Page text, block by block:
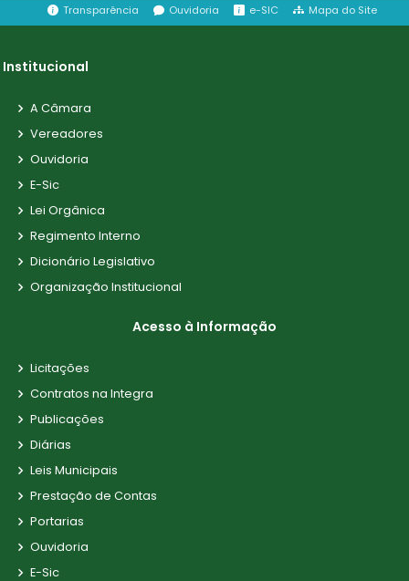
Transparência Ouvidoria e-SIC Mapa do Site
Institucional
A Câmara
Vereadores
Ouvidoria
E-Sic
Lei Orgânica
Regimento Interno
Dicionário Legislativo
Organização Institucional
Acesso à Informação
Licitações
Contratos na Integra
Publicações
Diárias
Leis Municipais
Prestação de Contas
Portarias
Ouvidoria
E-Sic